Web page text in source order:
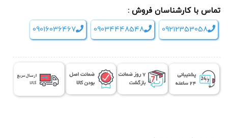
تماس با کارشناسان فروش :
09212353058
09034448548
09016036467